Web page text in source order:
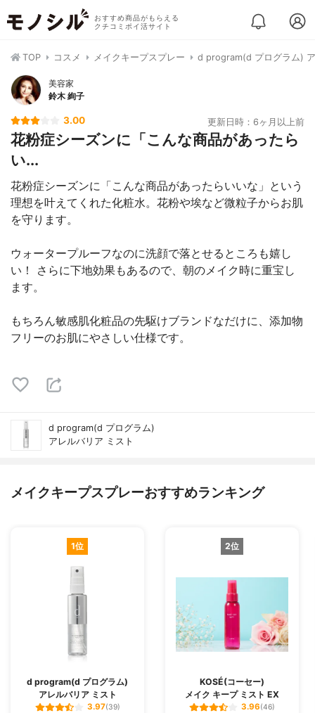
おすすめ商品がもらえる
クチコミポイ活サイト
TOP コスメ メイクキープスプレー d program(d プログラム)
美容家
鈴木 絢子
3.00 更新日時：6ヶ月以上前
花粉症シーズンに「こんな商品があったら
い...
花粉症シーズンに「こんな商品があったらいいな」という
理想を叶えてくれた化粧水。花粉や埃など微粒子からお肌
を守ります。
ウォータープルーフなのに洗顔で落とせるところも嬉し
い！ さらに下地効果もあるので、朝のメイク時に重宝し
ます。
もちろん敏感肌化粧品の先駆けブランドなだけに、添加物
フリーのお肌にやさしい仕様です。
d program(d プログラム)
アレルバリア ミスト
メイクキープスプレーおすすめランキング
1位
d program(d プログラム)
アレルバリア ミスト
3.97(39)
2位
KOSÉ(コーセー)
メイク キープ ミスト EX
3.96(46)